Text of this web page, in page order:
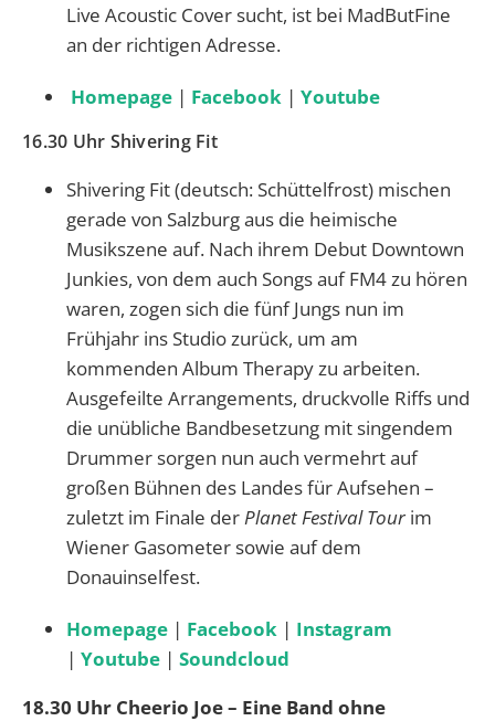
Live Acoustic Cover sucht, ist bei MadButFine
an der richtigen Adresse.
Homepage | Facebook | Youtube
16.30 Uhr Shivering Fit
Shivering Fit (deutsch: Schüttelfrost) mischen
gerade von Salzburg aus die heimische
Musikszene auf. Nach ihrem Debut Downtown
Junkies, von dem auch Songs auf FM4 zu hören
waren, zogen sich die fünf Jungs nun im
Frühjahr ins Studio zurück, um am
kommenden Album Therapyzu arbeiten.
Ausgefeilte Arrangements, druckvolle Riffs und
die unübliche Bandbesetzung mit singendem
Drummer sorgen nun auch vermehrt auf
großen Bühnen des Landes für Aufsehen –
zuletzt im Finale derPlanet Festival Tourim
Wiener Gasometer sowie auf dem
Donauinselfest.
Homepage | Facebook | Instagram
| Youtube | Soundcloud
18.30 Uhr Cheerio Joe – Eine Band ohne